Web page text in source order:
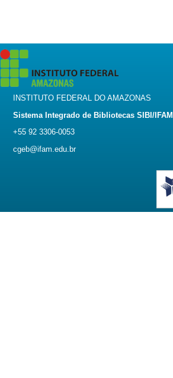
INSTITUTO FEDERAL DO AMAZONAS
Sistema Integrado de Bibliotecas SIBI/IFAM
+55 92 3306-0053
cgeb@ifam.edu.br